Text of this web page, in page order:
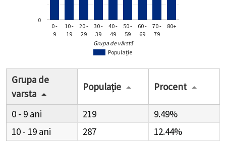
Populație
0 -
9
10 -
19
20 -
29
30 -
39
40 -
49
50 -
59
60 -
69
70 -
79
80+
0
Grupa de vârstă
Grupa de
varsta
Populație Procent
0 - 9 219
9.49%
10 - 19
287
12.44%